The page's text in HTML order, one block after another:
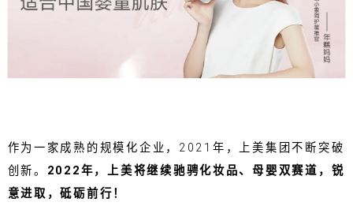
作为一家成熟的规模化企业，2021年，上美集团不断突破
创新。 2022年，上美将继续驰骋化妆品、母婴双赛道，锐
意进取，砥砺前行！